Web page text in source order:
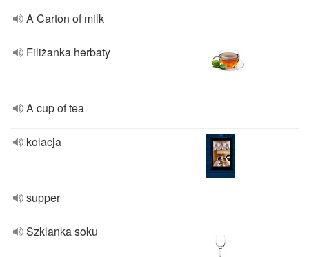
A Carton of milk
Filiżanka herbaty
A cup of tea
kolacja
supper
Szklanka soku